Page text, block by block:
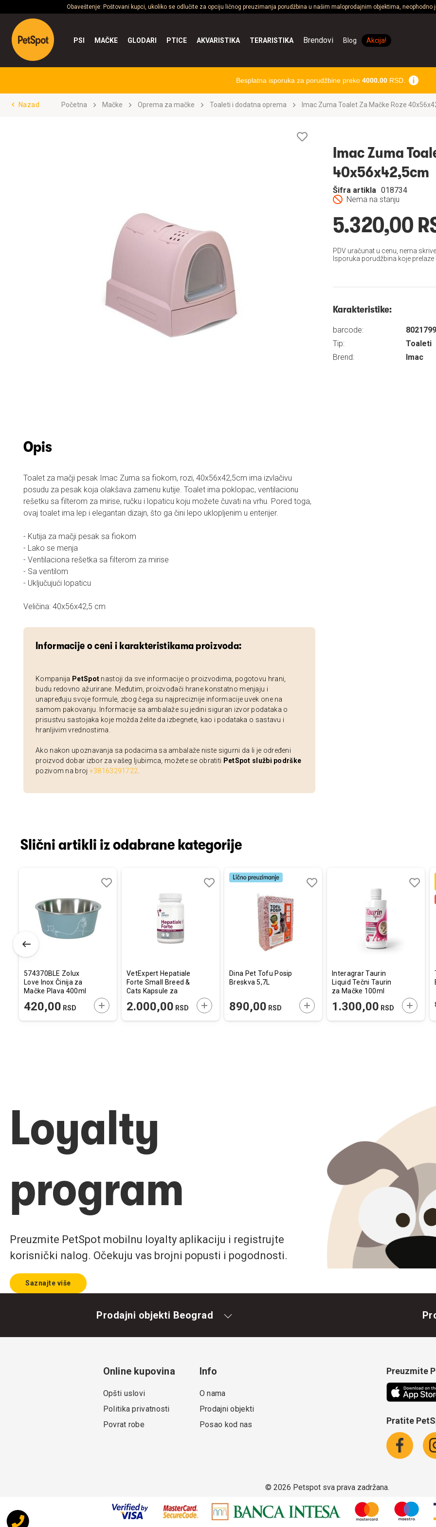
Obaveštenje: Poštovani kupci, ukoliko se odlučite za opciju ličnog preuzimanja porudžbina u našim maloprodajnim objektima,
PSI MAČKE GLODARI PTICE AKVARISTIKA TERARISTIKA Brendovi Blog Akcija!
Besplatna isporuka za porudžbine preko 4000.00RSD.
Nazad Početna Mačke Oprema za mačke Toaleti i dodatna oprema Imac Zuma Toalet Za Mačke Roze
Opis
Toalet za mačji pesak Imac Zuma sa fiokom, rozi, 40x56x42,5cm ima izvlačivu
posudu za pesak koja olakšava zamenu kutije. Toalet ima poklopac, ventilacionu
rešetku sa filterom za mirise, ručku i lopaticu koju možete čuvati na vrhu. Pored toga,
ovaj toalet ima lep i elegantan dizajn, što ga čini lepo uklopljenim u enterijer.
- Kutija za mačji pesak sa fiokom
- Lako se menja
- Ventilaciona rešetka sa filterom za mirise
- Sa ventilom
- Uključujući lopaticu
Veličina: 40x56x42,5 cm
Informacije o ceni i karakteristikama proizvoda:
Kompanija PetSpot nastoji da sve informacije o proizvodima, pogotovu hrani,
budu redovno ažurirane. Međutim, proizvođači hrane konstatno menjaju i
unapređuju svoje formule, zbog čega su najpreciznije informacije uvek one na
samom pakovanju. Informacije sa ambalaže su jedini siguran izvor podataka o
prisustvu sastojaka koje možda želite da izbegnete, kao i podataka o sastavu i
hranljivim vrednostima.
Ako nakon upoznavanja sa podacima sa ambalaže niste sigurni da li je određeni
proizvod dobar izbor za vašeg ljubimca, možete se obratiti PetSpot službi podrške
pozivom na broj +38163291722
želja
Imac Zuma
40x56x42,5cm
Nema na stanju
Šifra artikla 018734
5.320,00
PDV uračunat u cenu, nema
Isporuka porudžbina koje
Karakteristike:
barcode:
Tip:
Toaleti
Brend:
Imac
Slični artikli iz odabrane kategorije
U KORPU
574370BLE Zolux
Love Inox Činija za
Mačke Plava 400ml
420,00 RSD DODAJTE U KORPU
listu
VetExpert Hepatiale
Forte Small Breed &
Cats Kapsule za
Male Pse i Mačke
2.000,00 RSD DODAJTE U KORPU
Dina Pet Tofu Posip
Breskva 5,7L
890,00 RSD DODAJTE U KORPU
Interagrar Taurin
Liquid Tečni Taurin
za Mačke 100ml
1.300,00 RSD
Uporedi
Loyalty
program
Preuzmite PetSpot mobilnu loyalty aplikaciju i registrujte
korisnički nalog. Očekuju vas brojni popusti i pogodnosti.
Saznajte više
Prodajni objekti Beograd
Online kupovina
Opšti uslovi
Politika privatnosti
Povrat robe
Info
O nama
Prodajni objekti
Posao kod nas
Preuzmite
Pratite
© 2026 Petspot sva prava zadržana.